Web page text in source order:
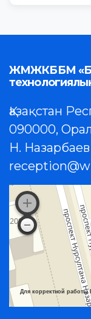
ЖМЖКББМ
Қазақстан
090000,
Н.
Для корректной